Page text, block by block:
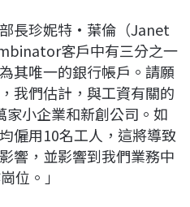
長珍妮特·葉倫（Janet
客戶中有三分之一
其唯一的銀行帳戶。請願
我們估計，與工資有關的
小企業和新創公司。如
僱用10名工人，這將導致
響，並影響到我們業務中
位。」